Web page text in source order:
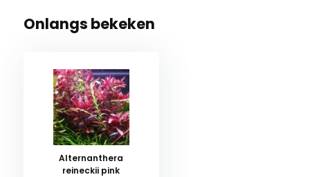
Onlangs bekeken
Alternanthera
reineckii pink